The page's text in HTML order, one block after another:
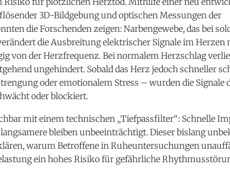
3D-Bildgebung und optischen Messungen der
die Forschenden zeigen: Narbengewebe, das bei
die Ausbreitung elektrischer Signale im Herzen
von der Herzfrequenz. Bei normalem Herzschlag
ungehindert. Sobald das Herz jedoch schneller
oder emotionalem Stress – wurden die Signale
oder blockiert.
mit einem technischen „Tiefpassfilter“: Schnelle
bleiben unbeeinträchtigt. Dieser bislang
warum Betroffene in Ruheuntersuchungen
ein hohes Risiko für gefährliche